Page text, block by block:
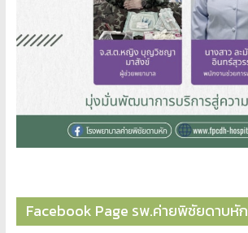
Facebook Page รพ.ค่ายพิชัยดาบหัก